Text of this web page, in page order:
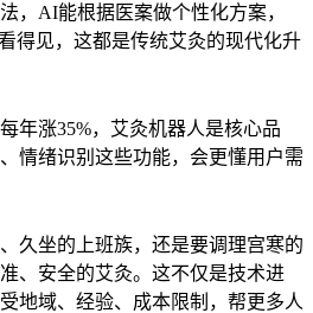
，AI能根据医案做个性化方案，
得见，这都是传统艾灸的现代化升
年涨35%，艾灸机器人是核心品
情绪识别这些功能，会更懂用户需
久坐的上班族，还是要调理宫寒的
、安全的艾灸。这不仅是技术进
地域、经验、成本限制，帮更多人